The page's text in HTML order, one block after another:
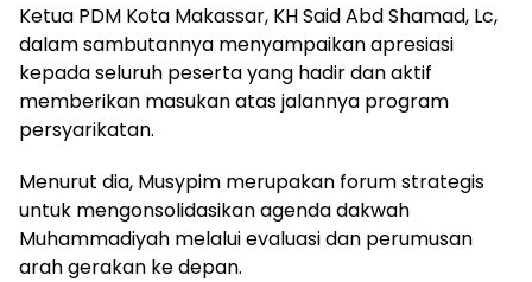
Ketua PDM Kota Makassar, KH Said Abd Shamad, Lc,
dalam sambutannya menyampaikan apresiasi
kepada seluruh peserta yang hadir dan aktif
memberikan masukan atas jalannya program
persyarikatan.
Menurut dia, Musypim merupakan forum strategis
untuk mengonsolidasikan agenda dakwah
Muhammadiyah melalui evaluasi dan perumusan
arah gerakan ke depan.